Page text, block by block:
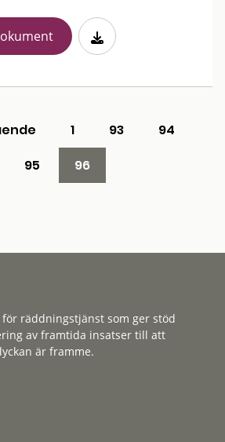
1 93
94
95
96
räddningstjänst som ger stöd
av framtida insatser till att
är framme.